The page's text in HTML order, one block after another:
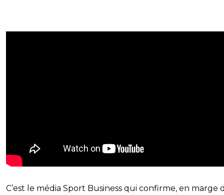
C’est le média Sport Business qui confirme, en marge